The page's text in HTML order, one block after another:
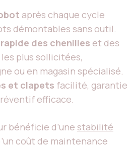
après chaque cycle
démontables sans outil.
des chenilles et des
plus sollicitées,
ou en magasin spécialisé.
et clapets facilité, garantie
efficace.
bénéficie d’une stabilité
coût de maintenance